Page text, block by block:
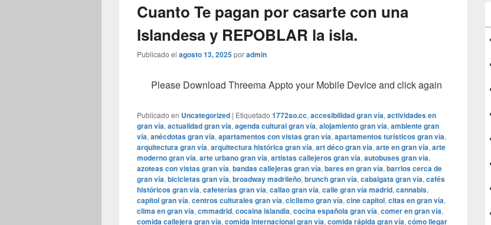
Cuanto Te pagan por casarte con una
Islandesa y REPOBLAR la isla.
Publicado el agosto 13, 2025poradmin
Please Download Threema Appto your Mobile Device and click again
Publicado en Uncategorized | Etiquetado 1772so.cc, accesibilidad gran vía, actividades en
gran vía, actualidad gran vía, agenda cultural gran vía, alojamiento gran vía, ambiente gran
vía, anécdotas gran vía, apartamentos con vistas gran vía, apartamentos turísticos gran vía,
arquitectura gran vía, arquitectura histórica gran vía, art déco gran vía, arte en gran vía, arte
moderno gran vía, arte urbano gran vía, artistas callejeros gran vía, autobuses gran vía,
azoteas con vistas gran vía, bandas callejeras gran vía, bares en gran vía, barrios cerca de
gran vía, bicicletas gran vía, broadway madrileño, brunch gran vía, cabalgata gran vía, cafés
históricos gran vía, cafeterías gran vía, callao gran vía, calle gran vía madrid, cannabis,
capitol gran vía, centros culturales gran vía, ciclismo gran vía, cine capitol, citas en gran vía,
clima en gran vía, cmmadrid, cocaina islandia, cocina española gran vía, comer en gran vía,
comida callejera gran vía, comida internacional gran vía, comida rápida gran vía, cómo llegar